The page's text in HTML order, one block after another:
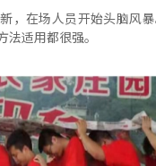
，在场人员开始头脑风
适用都很强。